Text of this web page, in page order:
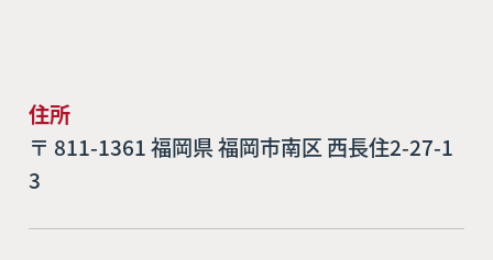
住所
〒 811-1361 福岡県 福岡市南区 西長住2-27-1
3